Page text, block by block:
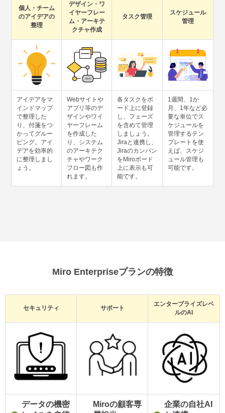
個人・チーム
のアイデアの
整理
デザイン・ワ
イヤーフレー
ム・ アーキテ
クチャ作成
タスク管理
スケジュール
管理
アイデアをマ
インドマップ
で整理した
り、付箋をつ
かってグルー
ピング。アイ
デアを効率的
に整理しまし
ょう。
Webサイトや
アプリ等のデ
ザインやワイ
ヤーフレーム
を作成した
り、システム
のアーキテク
チャやワーク
フロー図も作
れます。
各タスクをボ
ード上に登録
し、フェーズ
を含めて管理
しましょう。
Jiraと連携し、
Jiraのカンバン
をMiroボード
上に表示も可
能です。
1週間、1か
月、1年など必
要な単位でス
ケジュールを
管理するテン
プレートを使
えば、スケジ
ュール管理も
可能です。
Miro Enterpriseプランの特徴
セキュリティ サポート
エンタープライズレベ
ルのAI
データの機密
Miroの顧客専
企業の自社AI